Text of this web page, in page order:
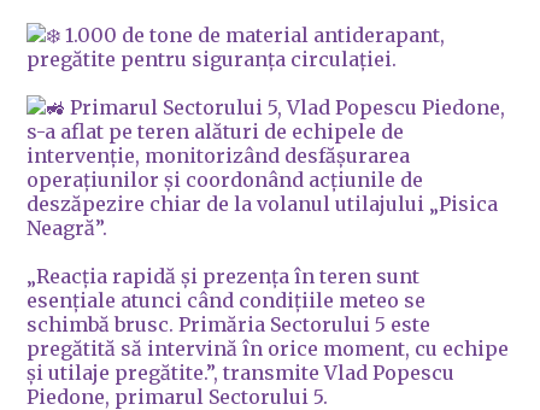
1.000 de tone de material antiderapant,
pregătite pentru siguranța circulației.
Primarul Sectorului 5, Vlad Popescu Piedone,
s-a aflat pe teren alături de echipele de
intervenție, monitorizând desfășurarea
operațiunilor și coordonând acțiunile de
deszăpezire chiar de la volanul utilajului „Pisica
Neagră”.
„Reacția rapidă și prezența în teren sunt
esențiale atunci când condițiile meteo se
schimbă brusc. Primăria Sectorului 5 este
pregătită să intervină în orice moment, cu echipe
și utilaje pregătite.”, transmite Vlad Popescu
Piedone, primarul Sectorului 5.